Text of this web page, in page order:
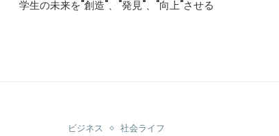
学生の未来を"創造"、"発見"、"向上"させる
ビジネス 社会ライフ